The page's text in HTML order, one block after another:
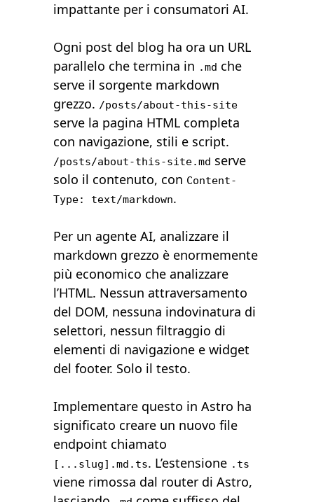
impattante per i consumatori AI.
Ogni post del blog ha ora un URL
parallelo che termina in .md che
serve il sorgente markdown
grezzo. /posts/about-this-site
serve la pagina HTML completa
con navigazione, stili e script.
/posts/about-this-site.md serve
solo il contenuto, con Content-
Type: text/markdown.
Per un agente AI, analizzare il
markdown grezzo è enormemente
più economico che analizzare
l’HTML. Nessun attraversamento
del DOM, nessuna indovinatura di
selettori, nessun filtraggio di
elementi di navigazione e widget
del footer. Solo il testo.
Implementare questo in Astro ha
significato creare un nuovo file
endpoint chiamato
[...slug].md.ts. L’estensione .ts
viene rimossa dal router di Astro,